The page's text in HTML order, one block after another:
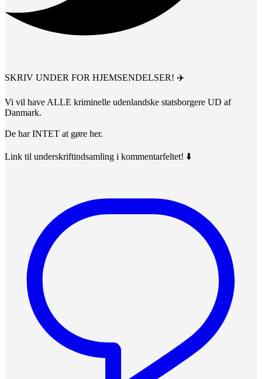
SKRIV UNDER FOR HJEMSENDELSER! ✈️
Vi vil have ALLE kriminelle udenlandske statsborgere UD af
Danmark.
De har INTET at gøre her.
Link til underskriftindsamling i kommentarfeltet! ⬇️